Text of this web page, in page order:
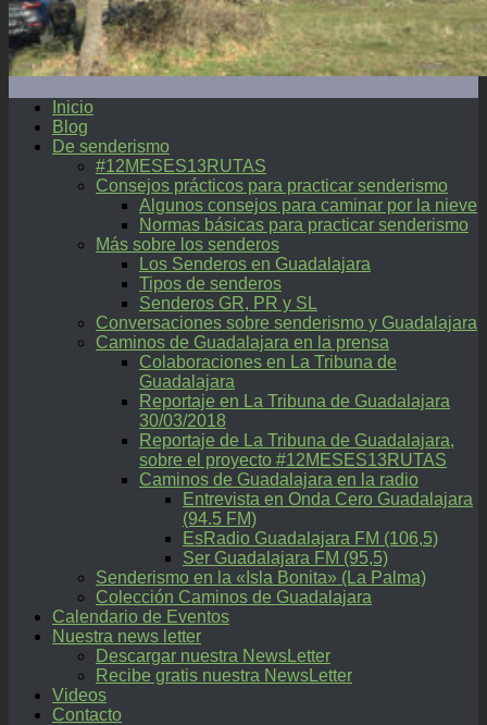
Inicio
Blog
De senderismo
#12MESES13RUTAS
Consejos prácticos para practicar senderismo
Algunos consejos para caminar por la nieve
Normas básicas para practicar senderismo
Más sobre los senderos
Los Senderos en Guadalajara
Tipos de senderos
Senderos GR, PR y SL
Conversaciones sobre senderismo y Guadalajara
Caminos de Guadalajara en la prensa
Colaboraciones en La Tribuna de
Guadalajara
Reportaje en La Tribuna de Guadalajara
30/03/2018
Reportaje de La Tribuna de Guadalajara,
sobre el proyecto #12MESES13RUTAS
Caminos de Guadalajara en la radio
Entrevista en Onda Cero Guadalajara
(94.5 FM)
EsRadio Guadalajara FM (106,5)
Ser Guadalajara FM (95,5)
Senderismo en la «Isla Bonita» (La Palma)
Colección Caminos de Guadalajara
Calendario de Eventos
Nuestra news letter
Descargar nuestra NewsLetter
Recibe gratis nuestra NewsLetter
Videos
Contacto